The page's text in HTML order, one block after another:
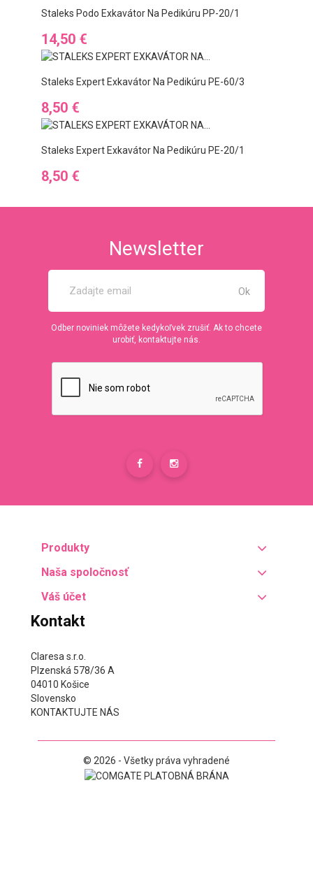
Staleks Podo Exkavátor Na Pedikúru PP-20/1
Cena
14,50 €
Staleks Expert Exkavátor Na Pedikúru PE-60/3
Cena
8,50 €
Staleks Expert Exkavátor Na Pedikúru PE-20/1
Cena
8,50 €
Newsletter
Odber noviniek môžete kedykoľvek zrušiť. Ak to chcete
urobiť, kontaktujte nás.
Produkty
Naša spoločnosť
Váš účet
Kontakt
Claresa s.r.o.
Plzenská 578/36 A
04010 Košice
Slovensko
KONTAKTUJTE NÁS
© 2026 - Všetky práva vyhradené